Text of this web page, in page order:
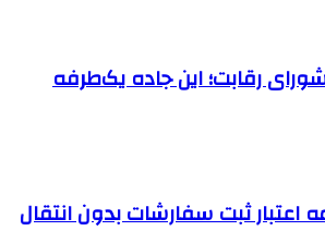
۸۵۶ شورای رقابت؛ این جاده یک‌طرفه
اعتبار ثبت سفارشات بدون انتقال